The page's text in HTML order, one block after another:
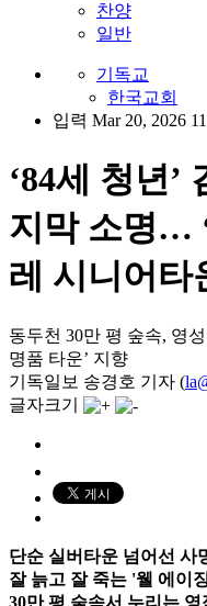
찬양
일반
기독교
한국교회
입력 Mar 20, 2026
‘84세 청년’
지막 소명…
레 시니어타
동두천 30만 평 숲속, 영
명품 타운’ 지향
기독일보 송경호 기자 (
글자크기
단순 실버타운 넘어선 사
잘 늙고 잘 죽는 '웰 에이
30만 평 숲속서 누리는 영